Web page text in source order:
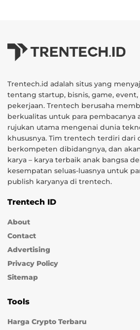
Trentech.id adalah situs yang
tentang startup, bisnis, game,
pekerjaan. Trentech berusaha
berkualitas untuk para pembacanya
rujukan utama mengenai dunia
khususnya. Tim trentech terdiri dari
berkompeten dibidangnya, dan
karya – karya terbaik anak bangsa
kesempatan seluas-luasnya untuk
publish karyanya di trentech.
Trentech ID
About
Contact
Advertising
Privacy Policy
Sitemap
Tools
Harga Crypto Terbaru